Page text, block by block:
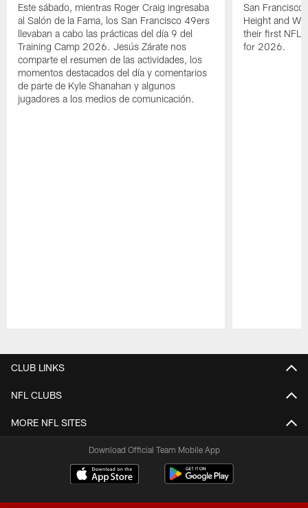
Este sábado, mientras Roger Craig ingresaba
al Salón de la Fama, los San Francisco 49ers
llevaban a cabo las prácticas del día 9 del
Training Camp 2026. Jesús Zárate nos
comparte el resumen de las actividades, los
momentos destacados del día y comentarios
de parte de Kyle Shanahan y algunos
jugadores a los medios de comunicación.
San Francisco
Height and
their first NFL
for 2026.
CLUB LINKS
NFL CLUBS
MORE NFL SITES
Download Official Team Mobile App